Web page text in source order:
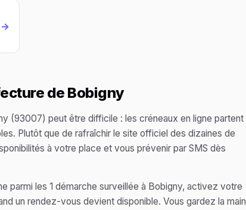
→
de Bobigny
(93007) peut être difficile : les créneaux en ligne partent
Plutôt que de rafraîchir le site officiel des dizaines de
à votre place et vous prévenir par SMS dès
parmi les 1 démarche surveillée à Bobigny, activez votre
un rendez-vous devient disponible. Vous gardez la main